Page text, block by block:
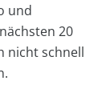
und
20
nicht schnell